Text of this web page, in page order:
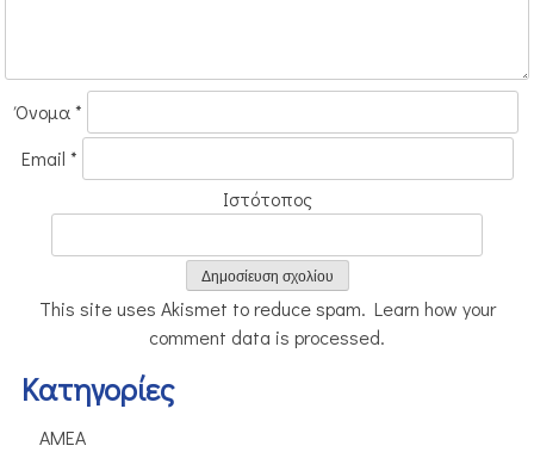
Όνομα*
Email *
Ιστότοπος
This site uses Akismet to reduce spam. Learn how your
comment data is processed.
Kατηγορίες
ΑΜΕΑ